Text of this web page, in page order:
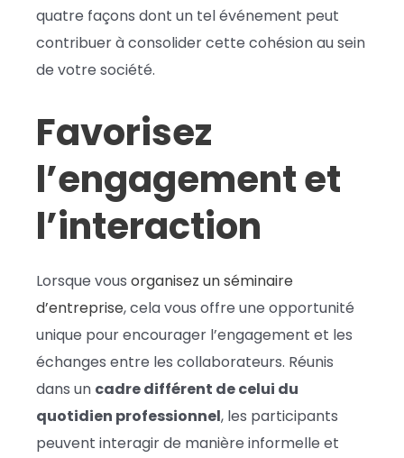
quatre façons dont un tel événement peut
contribuer à consolider cette cohésion au sein
de votre société.
Favorisez
l’engagement et
l’interaction
Lorsque vous organisez un séminaire
d’entreprise, cela vous offre une opportunité
unique pour encourager l’engagement et les
échanges entre les collaborateurs. Réunis
dans un cadre différent de celui du
quotidien professionnel, les participants
peuvent interagir de manière informelle et